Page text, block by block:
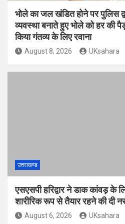
भोले का जल खंडित होने पर पुलिस
व्यवस्था बनाते हुए भोले को हर की
किया गंतव्य के लिए रवाना
August 8, 2026 UKsahara
उत्तराखण्ड
एसएसपी हरिद्वार ने डाक कांवड़ के
शारीरिक रूप से तैयार रहने की दी
August 6, 2026 UKsahara